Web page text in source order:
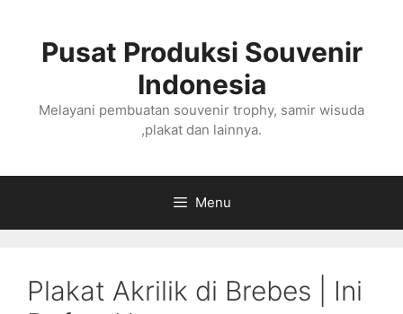
Pusat Produksi Souvenir
Indonesia
Melayani pembuatan souvenir trophy, samir wisuda
,plakat dan lainnya.
Menu
Plakat Akrilik di Brebes | Ini